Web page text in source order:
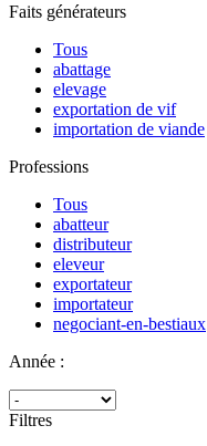
Faits générateurs
Tous
abattage
elevage
exportation de vif
importation de viande
Professions
Tous
abatteur
distributeur
eleveur
exportateur
importateur
negociant-en-bestiaux
Année :
Filtres